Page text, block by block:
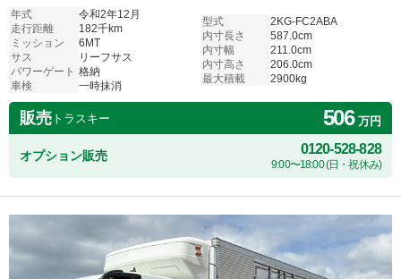
年式
令和2年12月
走行距離
182千km
ミッション
6MT
サス
リーフサス
パワーゲート 格納
車検
一時抹消
型式
2KG-FC2ABA
内寸長さ
587.0cm
内寸幅
211.0cm
内寸高さ
206.0cm
最大積載
2900kg
販売 トラスキー 506万円
オプション販売 0120-528-828
9:00〜18:00 (日・祝休み)